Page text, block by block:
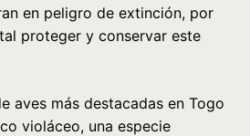
en peligro de extinción, por
proteger y conservar este
aves más destacadas en Togo
violáceo, una especie